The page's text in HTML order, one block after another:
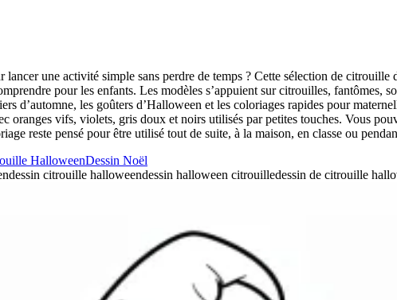
une activité simple sans perdre de temps ? Cette sélection de
pour les enfants. Les modèles s’appuient sur citrouilles, fantômes,
d’automne, les goûters d’Halloween et les coloriages rapides pour
oranges vifs, violets, gris doux et noirs utilisés par petites touches. Vous
reste pensé pour être utilisé tout de suite, à la maison, en classe ou
HalloweenDessin Noël
dessin citrouille halloweendessin halloween citrouilledessin de citrouille